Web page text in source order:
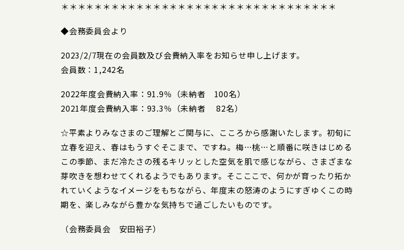
＊＊＊＊＊＊＊＊＊＊＊＊＊＊＊＊＊＊＊＊＊＊＊＊＊＊＊＊＊＊＊＊＊
◆会務委員会より
2023/2/7現在の会員数及び会費納入率をお知らせ申し上げます。
会員数：1,242名
2022年度会費納入率：91.9％（未納者 100名）
2021年度会費納入率：93.3％（未納者 82名）
☆平素よりみなさまのご理解とご関与に、こころから感謝いたします。初旬に
立春を迎え、春はもうすぐそこまで、ですね。梅…桃…と順番に咲きはじめる
この季節、まだ冷たさの残るキリッとした空気を肌で感じながら、さまざまな
芽吹きを想わせてくれるようでもあります。そこここで、何かが育ったり拓か
れていくようなイメージをもちながら、年度末の怒涛のようにすぎゆくこの時
期を、楽しみながら豊かな気持ちで過ごしたいものです。
（会務委員会 安田裕子）